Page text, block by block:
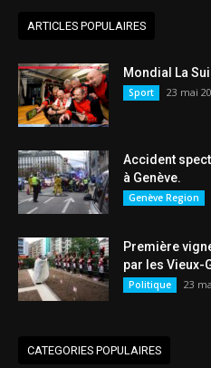
ARTICLES POPULAIRES
Mondial La
Sport 23 mai
Accident
à Genève.
Genève Region
Première
par les Vieux-
Politique 23
CATEGORIES POPULAIRES